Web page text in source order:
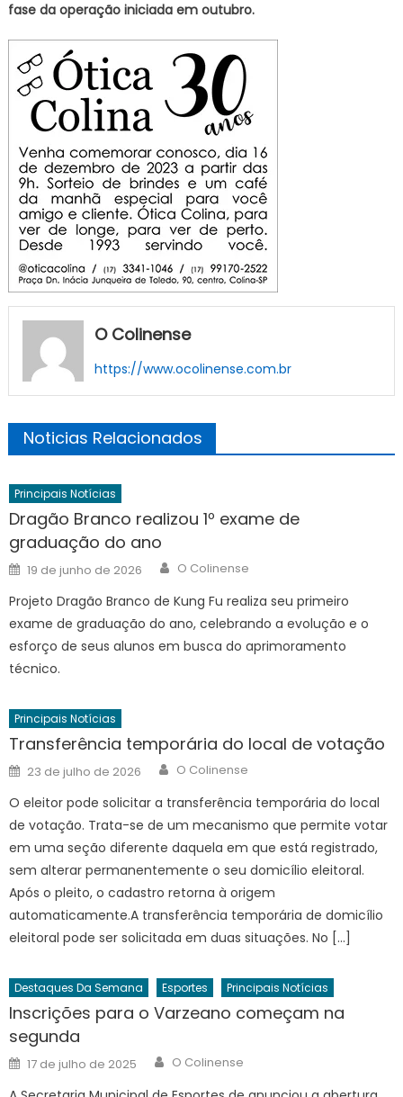
fase da operação iniciada em outubro.
O Colinense
https://www.ocolinense.com.br
Noticias Relacionados
Principais Notícias
Dragão Branco realizou 1º exame de
graduação do ano
Posted
on
19 de junho de 2026 Author
O Colinense
Projeto Dragão Branco de Kung Fu realiza seu primeiro
exame de graduação do ano, celebrando a evolução e o
esforço de seus alunos em busca do aprimoramento
técnico.
Principais Notícias
Transferência temporária do local de votação
Posted
on
23 de julho de 2026 Author
O Colinense
O eleitor pode solicitar a transferência temporária do local
de votação. Trata-se de um mecanismo que permite votar
em uma seção diferente daquela em que está registrado,
sem alterar permanentemente o seu domicílio eleitoral.
Após o pleito, o cadastro retorna à origem
automaticamente.A transferência temporária de domicílio
eleitoral pode ser solicitada em duas situações. No […]
Destaques Da Semana Esportes Principais Notícias
Inscrições para o Varzeano começam na
segunda
Posted
on
17 de julho de 2025 Author
O Colinense